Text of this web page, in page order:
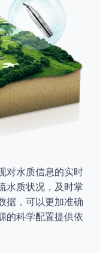
对水质信息的实时
水质状况，及时掌
据，可以更加准确
的科学配置提供依